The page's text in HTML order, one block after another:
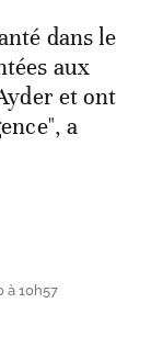
dans le
aux
et ont
a
à 10h57